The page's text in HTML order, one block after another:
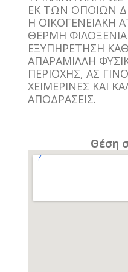
ΕΚ ΤΩΝ ΟΠΟΙΩΝ
Η ΟΙΚΟΓΕΝΕΙΑΚΗ
ΘΕΡΜΗ
ΕΞΥΠΗΡΕΤΗΣΗ
ΑΠΑΡΑΜΙΛΛΗ
ΠΕΡΙΟΧΗΣ, ΑΣ
ΧΕΙΜΕΡΙΝΕΣ ΚΑΙ
ΑΠΟΔΡΑΣΕΙΣ.
Θέση